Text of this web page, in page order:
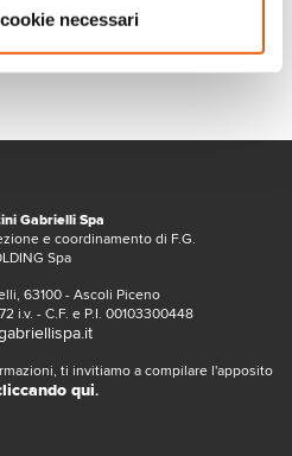
necessari
Gabrielli Spa
e coordinamento di F.G.
Spa
63100 - Ascoli Piceno
i.v. - C.F. e P.I. 00103300448
ti invitiamo a compilare l'apposito
qui.